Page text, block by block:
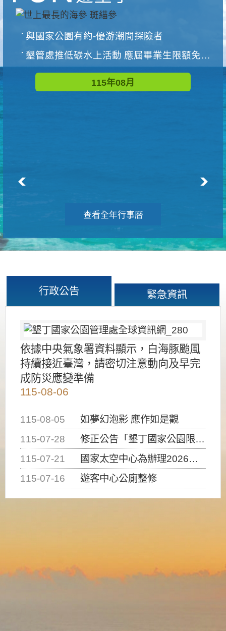
與國家公園有約-優游潮間探險者
墾管處推低碳水上活動 應屆畢業生限額免費參加
115年08月
查看全年行事曆
行政公告 緊急資訊
依據中央氣象署資料顯示，白海豚颱風
持續接近臺灣，請密切注意動向及早完
成防災應變準備
115-08-06
115-08-05
如夢幻泡影 應作如是觀
115-07-28
修正公告「墾丁國家公園限制水域遊憩活動之種類、範圍、時間及行為」，自即日生效。
115-07-21
國家太空中心為辦理2026台灣盃火箭競賽，陸、海、空域警戒及協調相關事宜，因颱風備案事宜
115-07-16
遊客中心公廁整修